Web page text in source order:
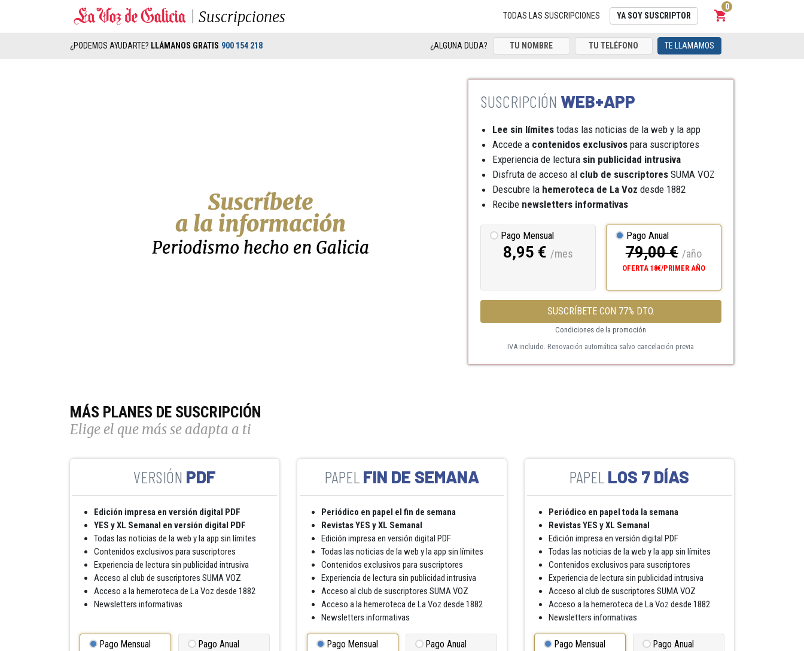
Suscripciones TODAS LAS SUSCRIPCIONES YA SOY SUSCRIPTOR shopping_cart
Carrito
0
¿PODEMOS AYUDARTE? LLÁMANOS GRATIS 900 154 218 ¿ALGUNA DUDA? TE LLAMAMOS
WEB+APP
Lee sin límitestodas las noticias de la web y la app
Accede acontenidos exclusivospara suscriptores
Experiencia de lecturasin publicidad intrusiva
Disfruta de acceso alclub de suscriptoresSUMA VOZ
Descubre lahemerotecade La Voz desde 1882
Recibe newsletters informativas
Pago Mensual
8,95 € /mes
Pago Anual
79,00 € /año
OFERTA 18€/PRIMER AÑO
SUSCRÍBETE CON 77% DTO.
Condiciones de la promoción
IVA incluido. Renovación automática salvo cancelación previa
MÁS PLANES DE SUSCRIPCIÓN
Elige el que más se adapta a ti
PDF
Edición impresa en versión digital PDF
YES y XL Semanal en versión digital PDF
Todas las noticias de la web y la app sin límites
Contenidos exclusivos para suscriptores
Experiencia de lectura sin publicidad intrusiva
Acceso al club de suscriptores SUMA VOZ
Acceso a la hemeroteca de La Voz desde 1882
Newsletters informativas
Pago Mensual Pago Anual
FIN DE SEMANA
Periódico en papel el fin de semana
Revistas YES y XL Semanal
Edición impresa en versión digital PDF
Todas las noticias de la web y la app sin límites
Contenidos exclusivos para suscriptores
Experiencia de lectura sin publicidad intrusiva
Acceso al club de suscriptores SUMA VOZ
Acceso a la hemeroteca de La Voz desde 1882
Newsletters informativas
Pago Mensual Pago Anual
LOS 7 DÍAS
Periódico en papel toda la semana
Revistas YES y XL Semanal
Edición impresa en versión digital PDF
Todas las noticias de la web y la app sin límites
Contenidos exclusivos para suscriptores
Experiencia de lectura sin publicidad intrusiva
Acceso al club de suscriptores SUMA VOZ
Acceso a la hemeroteca de La Voz desde 1882
Newsletters informativas
Pago Mensual Pago Anual